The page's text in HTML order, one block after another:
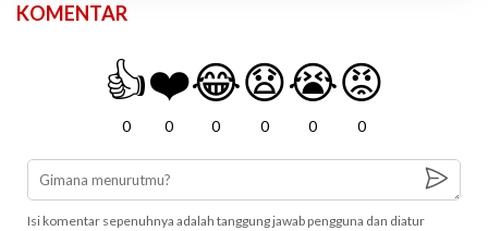
KOMENTAR
👍
0
❤️
0
😂
0
😧
0
😭
0
😡
0
Isi komentar sepenuhnya adalah tanggung jawab pengguna dan diatur